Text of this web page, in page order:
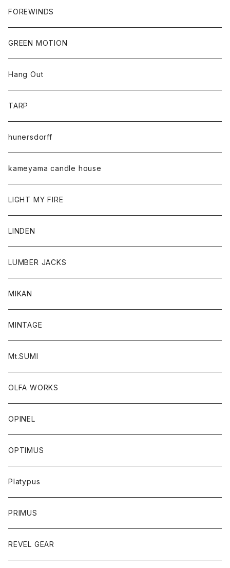
FOREWINDS
GREEN MOTION
Hang Out
TARP
hunersdorff
kameyama candle house
LIGHT MY FIRE
LINDEN
LUMBER JACKS
MIKAN
MINTAGE
Mt.SUMI
OLFA WORKS
OPINEL
OPTIMUS
Platypus
PRIMUS
REVEL GEAR